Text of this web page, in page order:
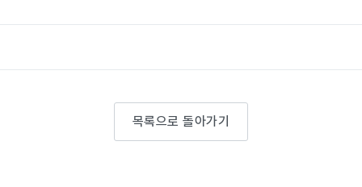
목록으로 돌아가기